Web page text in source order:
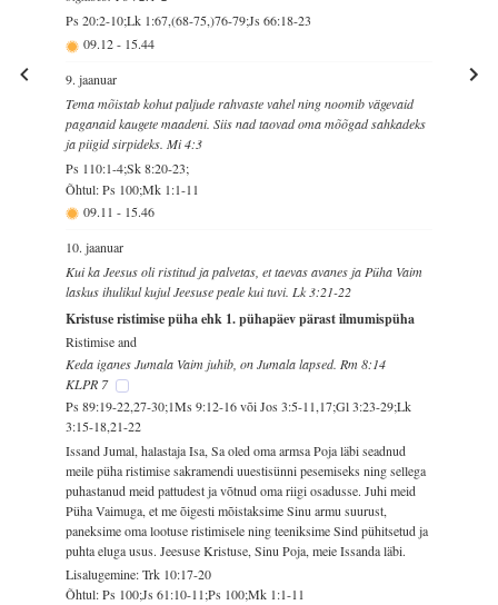
Ps 20:2-10;Lk 1:67,(68-75,)76-79;Js 66:18-23
09.12- 15.44
9. jaanuar
Tema mõistab kohut paljude rahvaste vahel ning noomib vägevaid
paganaid kaugete maadeni. Siis nad taovad oma mõõgad sahkadeks
ja piigid sirpideks. Mi 4:3
Ps 110:1-4;Sk 8:20-23;
Õhtul: Ps 100;Mk 1:1-11
09.11 - 15.46
10. jaanuar
Kui ka Jeesus oli ristitud ja palvetas, et taevas avanes ja Püha Vaim
laskus ihulikul kujul Jeesuse peale kui tuvi. Lk 3:21-22
Kristuse ristimise püha ehk 1. pühapäev pärast ilmumispüha
Ristimise and
Keda iganes Jumala Vaim juhib, on Jumala lapsed. Rm 8:14
KLPR 7
Ps 89:19-22,27-30;1Ms 9:12-16 või Jos 3:5-11,17;Gl 3:23-29;Lk
3:15-18,21-22
Issand Jumal, halastaja Isa, Sa oled oma armsa Poja läbi seadnud
meile püha ristimise sakramendi uuestisünni pesemiseks ning sellega
puhastanud meid pattudest ja võtnud oma riigi osadusse. Juhi meid
Püha Vaimuga, et me õigesti mõistaksime Sinu armu suurust,
paneksime oma lootuse ristimisele ning teeniksime Sind pühitsetud ja
puhta eluga usus. Jeesuse Kristuse, Sinu Poja, meie Issanda läbi.
Lisalugemine: Trk 10:17-20
Õhtul: Ps 100;Js 61:10-11;Ps 100;Mk 1:1-11